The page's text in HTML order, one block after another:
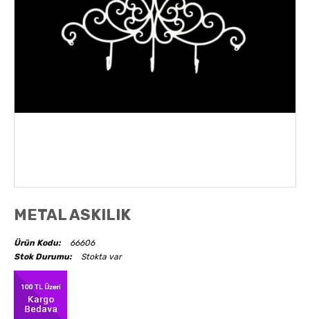
AKSESUARLAR
METAL ASKILIK
Ürün Kodu:
66606
Stok Durumu:
Stokta var